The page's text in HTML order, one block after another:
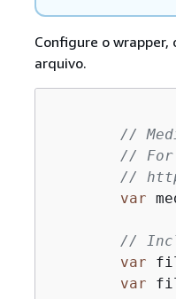
Configure o wrapper,
arquivo.
//
// For
//
var
//
var
var